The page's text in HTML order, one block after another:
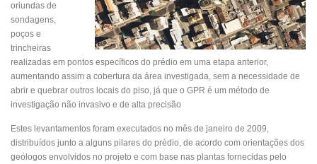
oriundas de
sondagens,
poços e
trincheiras
realizadas em pontos específicos do prédio em uma etapa anterior,
aumentando assim a cobertura da área investigada, sem a necessidade de
abrir e quebrar outros locais do piso, já que o GPR é um método de
investigação não invasivo e de alta precisão
Estes levantamentos foram executados no mês de janeiro de 2009,
distribuídos junto a alguns pilares do prédio, de acordo com orientações dos
geólogos envolvidos no projeto e com base nas plantas fornecidas pelo